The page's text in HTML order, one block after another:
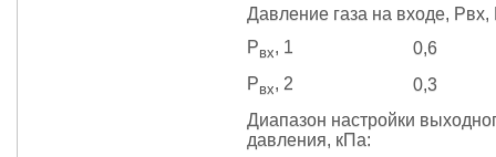
Давление газа на входе,
Рвх, 1
0,6
Рвх, 2
0,3
Диапазон настройки
давления, кПа: